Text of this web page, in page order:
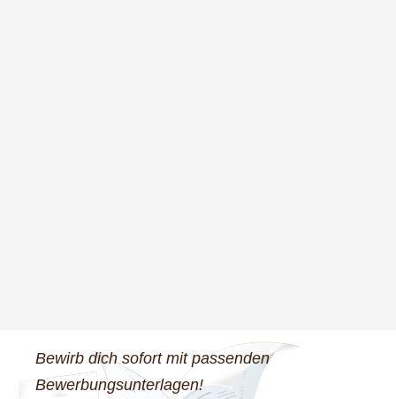
Bewirb dich sofort mit passenden
Bewerbungsunterlagen!